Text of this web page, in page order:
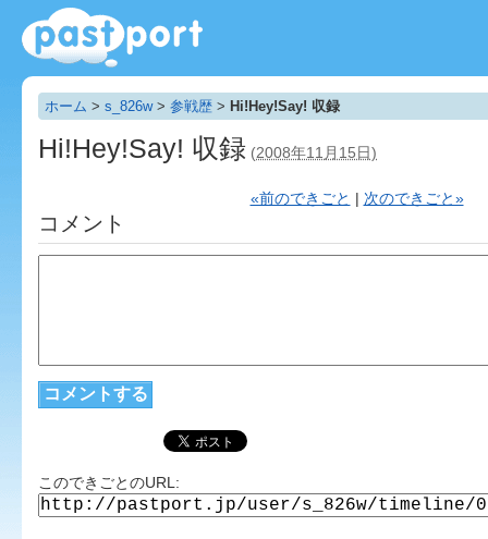
ホーム > s_826w> 参戦歴 > Hi!Hey!Say! 収録
Hi!Hey!Say! 収録 (2008年11月15日)
«前のできごと 次のできごと»
コメント
このできごとのURL: